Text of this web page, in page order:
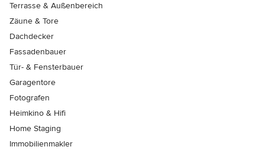
Terrasse & Außenbereich
Zäune & Tore
Dachdecker
Fassadenbauer
Tür- & Fensterbauer
Garagentore
Fotografen
Heimkino & Hifi
Home Staging
Immobilienmakler